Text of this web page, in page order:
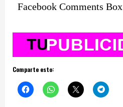
Facebook Comments Box
Comparte esto: